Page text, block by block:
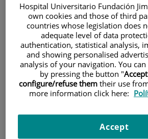
selector
HOME|SUPPORT UNITS|
ESTUDIO FASE 1, ALEATORIZADO,
Hospital Universitario Fundación
own cookies and those of third
countries whose legislation does
adequate level of data
authentication, statistical analysis,
and showing personalised
analysis of your navigation. You
by pressing the button "
configure/refuse them their use
more information click here:
Accept